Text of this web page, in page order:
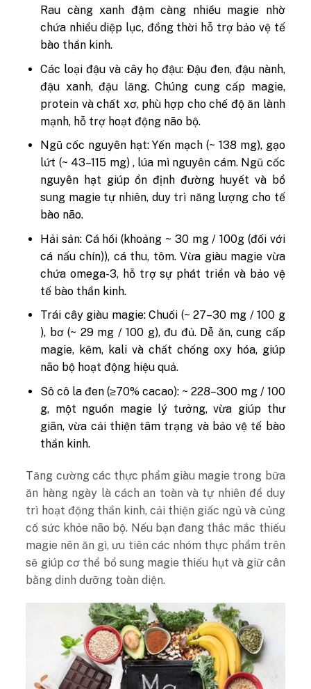
Rau càng xanh đậm càng nhiều magie nhờ
chứa nhiều diệp lục, đồng thời hỗ trợ bảo vệ tế
bào thần kinh.
Các loại đậu và cây họ đậu: Đậu đen, đậu nành,
đậu xanh, đậu lăng. Chúng cung cấp magie,
protein và chất xơ, phù hợp cho chế độ ăn lành
mạnh, hỗ trợ hoạt động não bộ.
Ngũ cốc nguyên hạt:Yến mạch (~ 138 mg), gạo
lứt (~ 43–115 mg) , lúa mì nguyên cám. Ngũ cốc
nguyên hạt giúp ổn định đường huyết và bổ
sung magie tự nhiên, duy trì năng lượng cho tế
bào não.
Hải sản:Cá hồi (khoảng ~ 30 mg / 100g (đối với
cá nấu chín)), cá thu, tôm. Vừa giàu magie vừa
chứa omega-3, hỗ trợ sự phát triển và bảo vệ
tế bào thần kinh.
Trái cây giàu magie:Chuối (~ 27–30 mg / 100 g
), bơ (~ 29 mg / 100 g), đu đủ. Dễ ăn, cung cấp
magie, kẽm, kali và chất chống oxy hóa, giúp
não bộ hoạt động hiệu quả.
Sô cô la đen (≥70% cacao): ~ 228–300 mg / 100
g, một nguồn magie lý tưởng, vừa giúp thư
giãn, vừa cải thiện tâm trạng và bảo vệ tế bào
thần kinh.
Tăng cường các thực phẩm giàu magie trong bữa
ăn hàng ngày là cách an toàn và tự nhiên để duy
trì hoạt động thần kinh, cải thiện giấc ngủ và củng
cố sức khỏe não bộ. Nếu bạn đang thắc mắc thiếu
magie nên ăn gì, ưu tiên các nhóm thực phẩm trên
sẽ giúp cơ thể bổ sung magie thiếu hụt và giữ cân
bằng dinh dưỡng toàn diện.